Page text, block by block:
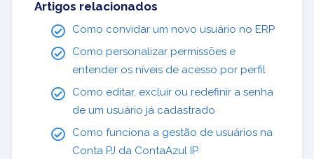
Artigos relacionados
Como convidar um novo usuário no ERP
Como personalizar permissões e
entender os níveis de acesso por perfil
Como editar, excluir ou redefinir a senha
de um usuário já cadastrado
Como funciona a gestão de usuários na
Conta PJ da ContaAzul IP